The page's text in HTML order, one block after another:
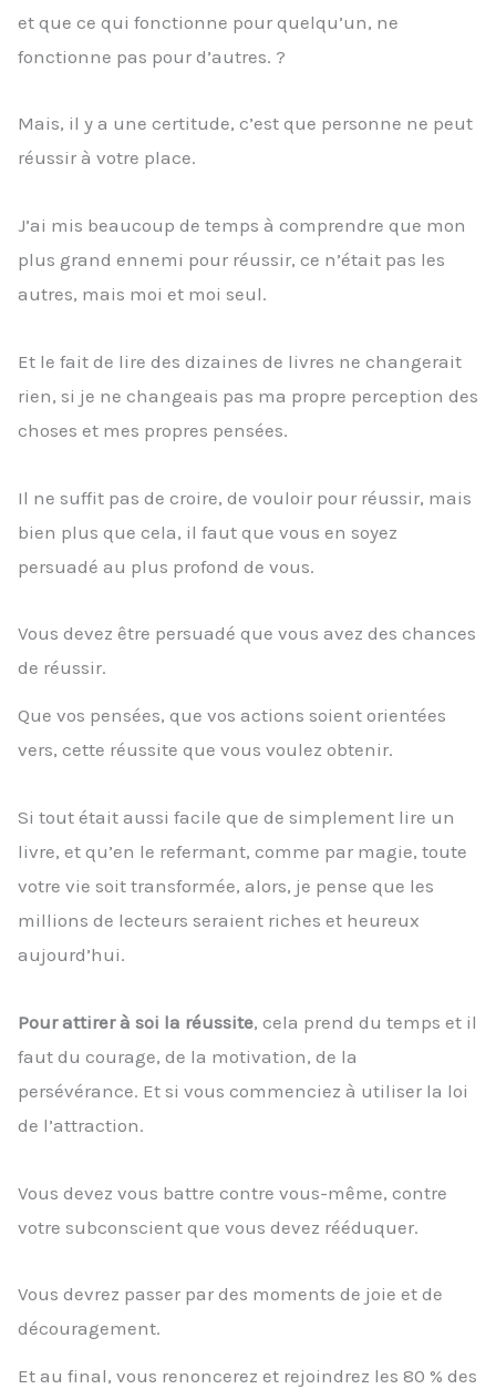
et que ce qui fonctionne pour quelqu’un, ne
fonctionne pas pour d’autres. ?
Mais, il y a une certitude, c’est que personne ne peut
réussir à votre place.
J’ai mis beaucoup de temps à comprendre que mon
plus grand ennemi pour réussir, ce n’était pas les
autres, mais moi et moi seul.
Et le fait de lire des dizaines de livres ne changerait
rien, si je ne changeais pas ma propre perception des
choses et mes propres pensées.
Il ne suffit pas de croire, de vouloir pour réussir, mais
bien plus que cela, il faut que vous en soyez
persuadé au plus profond de vous.
Vous devez être persuadé que vous avez des chances
de réussir.
Que vos pensées, que vos actions soient orientées
vers, cette réussite que vous voulez obtenir.
Si tout était aussi facile que de simplement lire un
livre, et qu’en le refermant, comme par magie, toute
votre vie soit transformée, alors, je pense que les
millions de lecteurs seraient riches et heureux
aujourd’hui.
Pour attirer à soi la réussite, cela prend du temps et il
faut du courage, de la motivation, de la
persévérance. Et si vous commenciez à utiliser la loi
de l’attraction.
Vous devez vous battre contre vous-même, contre
votre subconscient que vous devez rééduquer.
Vous devrez passer par des moments de joie et de
découragement.
Et au final, vous renoncerez et rejoindrez les 80 % des